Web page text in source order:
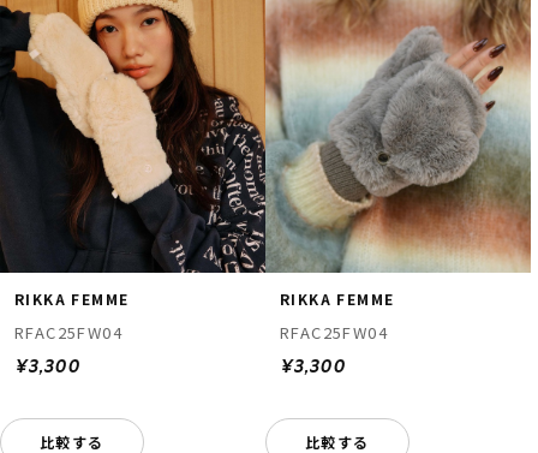
RIKKA FEMME
RFAC25FW04
¥3,300
比較する
RIKKA FEMME
RFAC25FW04
¥3,300
比較する